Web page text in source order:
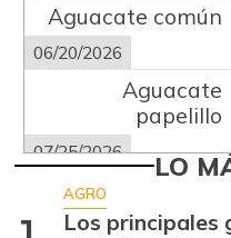
Aguacate común
06/20/2026
Aguacate
papelillo
07/25/2026
07/25/2026
LO
AGRO
Los principales